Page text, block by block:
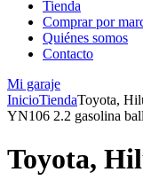
Tienda
Comprar por
Quiénes somos
Contacto
Mi garaje
InicioTiendaToyota,
YN106 2.2 gasolina
Toyota,